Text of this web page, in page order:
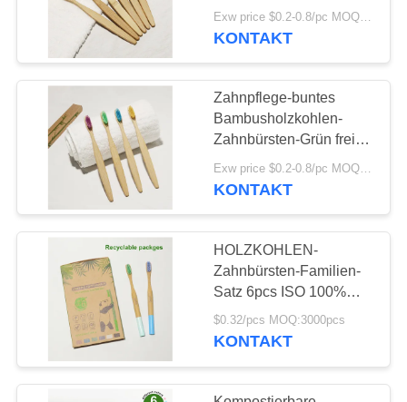
FORDERN
EIN
ZITAT
SEITENVERZEICHNIS
DATENSCHUTZ-
BESTIMMUNGEN
zahnmedizinische
erwachsene
KONTAKT
Zahnpflege-buntes
Bambusholzkohlen-
Zahnbürsten-Grün freies
Plastiksoem
Exw price $0.2-0.8/pc MOQ:100pcs
KONTAKT
HOLZKOHLEN-
Zahnbürsten-Familien-
Satz 6pcs ISO 100%
biologisch abbaubares
Bambussoem
$0.32/pcs MOQ:3000pcs
KONTAKT